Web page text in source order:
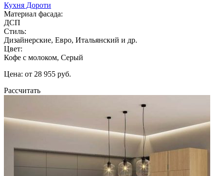
Кухня Дороти
Материал фасада:
ДСП
Стиль:
Дизайнерские, Евро, Итальянский и др.
Цвет:
Кофе с молоком, Серый
Цена: от 28 955 руб.
Рассчитать